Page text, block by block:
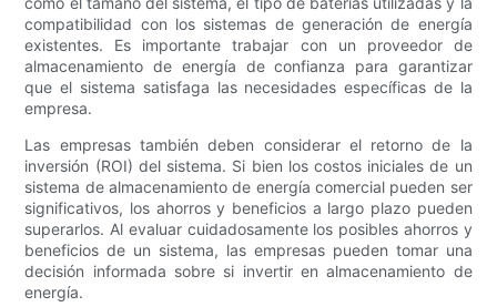
compatibilidad con los sistemas de generación de energía
existentes. Es importante trabajar con un proveedor de
almacenamiento de energía de confianza para garantizar
que el sistema satisfaga las necesidades específicas de la
empresa.
Las empresas también deben considerar el retorno de la
inversión (ROI) del sistema. Si bien los costos iniciales de un
sistema de almacenamiento de energía comercial pueden ser
significativos, los ahorros y beneficios a largo plazo pueden
superarlos. Al evaluar cuidadosamente los posibles ahorros y
beneficios de un sistema, las empresas pueden tomar una
decisión informada sobre si invertir en almacenamiento de
energía.